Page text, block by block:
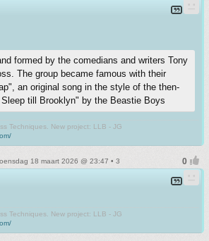
formed by the comedians and writers Tony
The group became famous with their
an original song in the style of the then-
till Brooklyn" by the Beastie Boys
Techniques. New project: LLB - JG
18 maart 2026 @ 23:47 • 3
Techniques. New project: LLB - JG